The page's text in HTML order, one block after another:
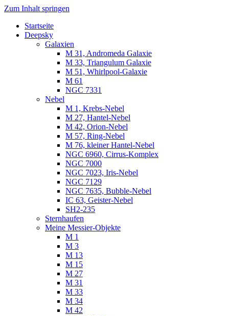
Zum Inhalt springen
Luvima – Astrofotografie
Astrofotografie in Norddeutschland
Startseite
Deepsky
Galaxien
M 31, Andromeda Galaxie
M 33, Triangulum Galaxie
M 51, Whirlpool-Galaxie
M 61
NGC 7331
Nebel
M 1, Krebs-Nebel
M 27, Hantel-Nebel
M 42, Orion-Nebel
M 57, Ring-Nebel
M 76, kleiner Hantel-Nebel
NGC 6960, Cirrus-Komplex
NGC 7000
NGC 7023, Iris-Nebel
NGC 7129
NGC 7635, Bubble-Nebel
IC 63, Geister-Nebel
SH2-235
Sternhaufen
Meine Messier-Objekte
M 1
M 3
M 13
M 15
M 27
M 31
M 33
M 34
M 42